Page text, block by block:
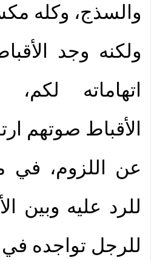
والسذج، وكله
ولكنه وجد
اتهاماته
الأقباط صوتهم
عن اللزوم، في
للرد عليه وبين
للرجل تواجده في